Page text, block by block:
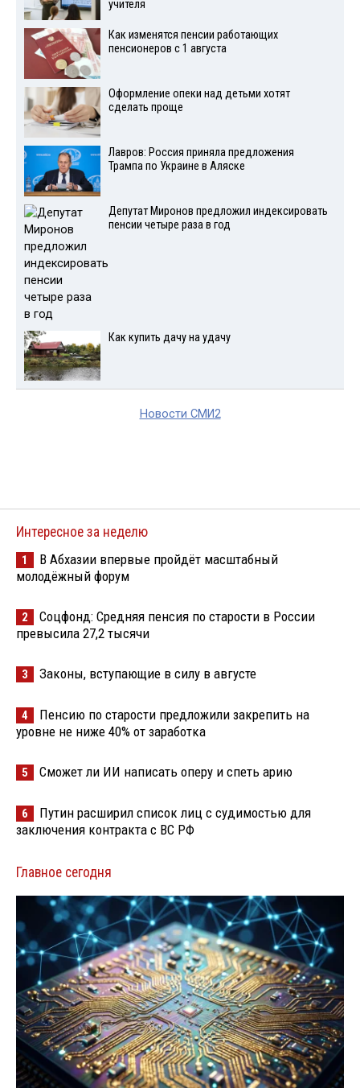
учителя
Как изменятся пенсии работающих
пенсионеров с 1 августа
Оформление опеки над детьми хотят
сделать проще
Лавров: Россия приняла предложения
Трампа по Украине в Аляске
Депутат Миронов предложил индексировать
пенсии четыре раза в год
Как купить дачу на удачу
Новости СМИ2
Интересное за неделю
1
В Абхазии впервые пройдёт масштабный
молодёжный форум
2
Соцфонд: Средняя пенсия по старости в России
превысила 27,2 тысячи
3 Законы, вступающие в силу в августе
4
Пенсию по старости предложили закрепить на
уровне не ниже 40% от заработка
5 Сможет ли ИИ написать оперу и спеть арию
6
Путин расширил список лиц с судимостью для
заключения контракта с ВС РФ
Главное сегодня